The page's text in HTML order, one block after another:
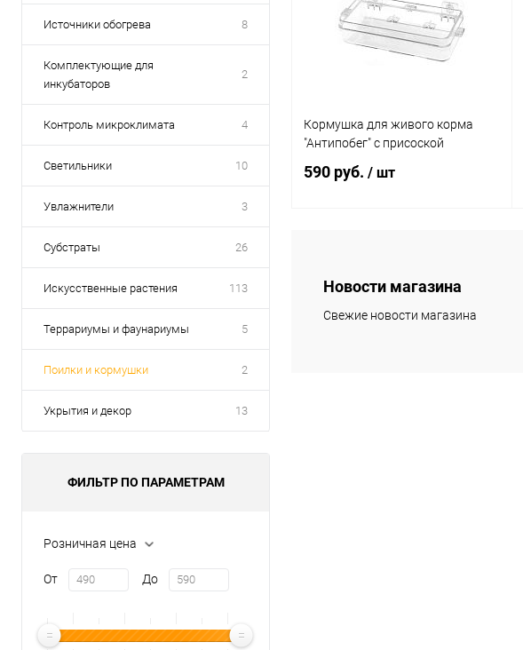
Источники обогрева 8
Комплектующие для
инкубаторов
2
Контроль микроклимата 4
Светильники 10
Увлажнители 3
Субстраты 26
Искусственные растения 113
Террариумы и фаунариумы 5
Поилки и кормушки 2
Укрытия и декор 13
ФИЛЬТР ПО ПАРАМЕТРАМ
Розничная цена
От До
Кормушка для живого корма
"Антипобег" с присоской
590 руб. / шт
Купить в 1 клик Сравнение
В избранное В наличии
Новости магазина
Свежие новости магазина